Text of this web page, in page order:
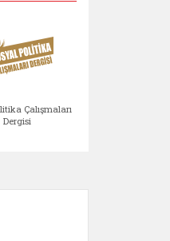
Çalışmaları
Dergisi